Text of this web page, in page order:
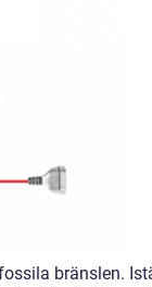
bränslen.